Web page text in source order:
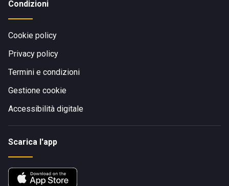
Condizioni
Cookie policy
Privacy policy
Termini e condizioni
Gestione cookie
Accessibilità digitale
Scarica l'app